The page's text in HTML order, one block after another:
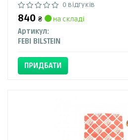
0 відгуків
840 ₴
на складі
Артикул:
FEBI BILSTEIN
ПРИДБАТИ